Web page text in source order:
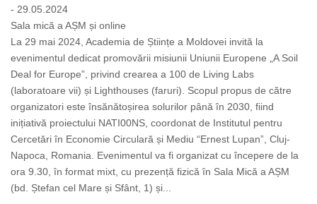
- 29.05.2024
Sala mică a AȘM și online
La 29 mai 2024, Academia de Științe a Moldovei invită la
evenimentul dedicat promovării misiunii Uniunii Europene „A Soil
Deal for Europe”, privind crearea a 100 de Living Labs
(laboratoare vii) și Lighthouses (faruri). Scopul propus de către
organizatori este însănătoșirea solurilor până în 2030, fiind
inițiativă proiectului NATI00NS, coordonat de Institutul pentru
Cercetări în Economie Circulară și Mediu “Ernest Lupan”, Cluj-
Napoca, Romania. Evenimentul va fi organizat cu începere de la
ora 9.30, în format mixt, cu prezență fizică în Sala Mică a AȘM
(bd. Ștefan cel Mare și Sfânt, 1) și...